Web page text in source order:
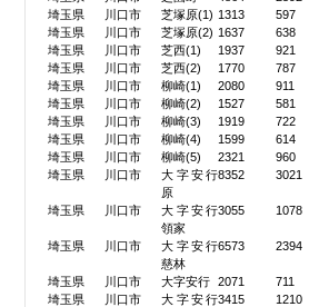
埼玉県
川口市 芝塚原(1) 1313 597
埼玉県
川口市 芝塚原(2) 1637 638
埼玉県
川口市 芝西(1) 1937 921
埼玉県
川口市 芝西(2) 1770 787
埼玉県
川口市 柳崎(1) 2080 911
埼玉県
川口市 柳崎(2) 1527 581
埼玉県
川口市 柳崎(3) 1919 722
埼玉県
川口市 柳崎(4) 1599 614
埼玉県
川口市 柳崎(5) 2321 960
埼玉県
川口市
大字安行
原
8352 3021
埼玉県 川口市
大字安行
領家
3055 1078
埼玉県 川口市
大字安行
慈林
6573 2394
埼玉県 川口市 大字安行 2071 711
埼玉県
川口市
大字安行3415 1210